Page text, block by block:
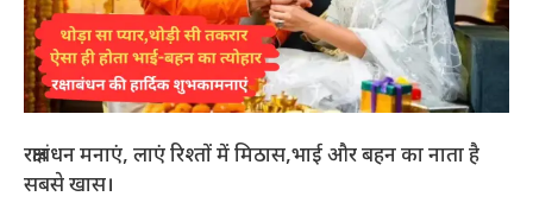
रक्षाबंधन मनाएं, लाएं रिश्तों में मिठास,भाई और बहन का नाता है
सबसे खास।